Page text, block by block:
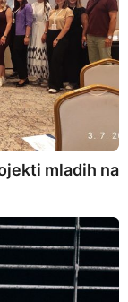
mladih na